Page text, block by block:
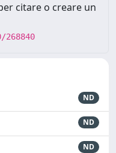
citare o creare un
ND
ND
ND